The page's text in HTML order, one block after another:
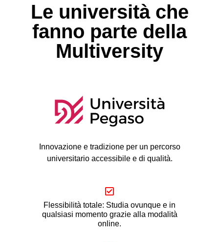
Le università che
fanno parte della
Multiversity
Innovazione e tradizione per un percorso
universitario accessibile e di qualità.
Flessibilità totale: Studia ovunque e in
qualsiasi momento grazie alla modalità
online.